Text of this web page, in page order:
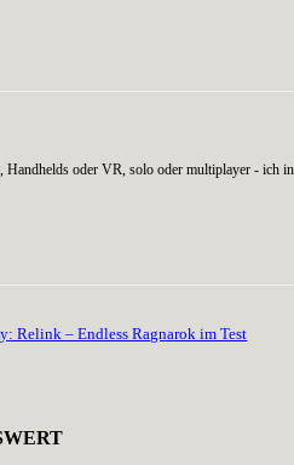
oder VR, solo oder multiplayer - ich
Relink – Endless Ragnarok im Test